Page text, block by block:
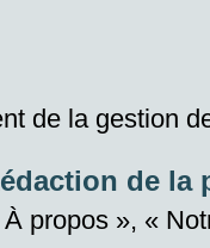
de la gestion
de la
À propos », «